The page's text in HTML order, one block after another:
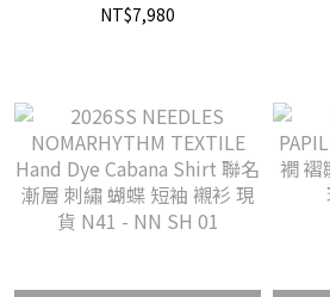
筒 聯名 運動褲 現貨
NT$7,980